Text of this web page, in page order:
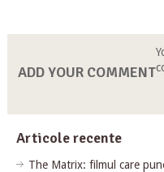
ADD YOUR COMMENT
Articole recente
The Matrix: filmul care